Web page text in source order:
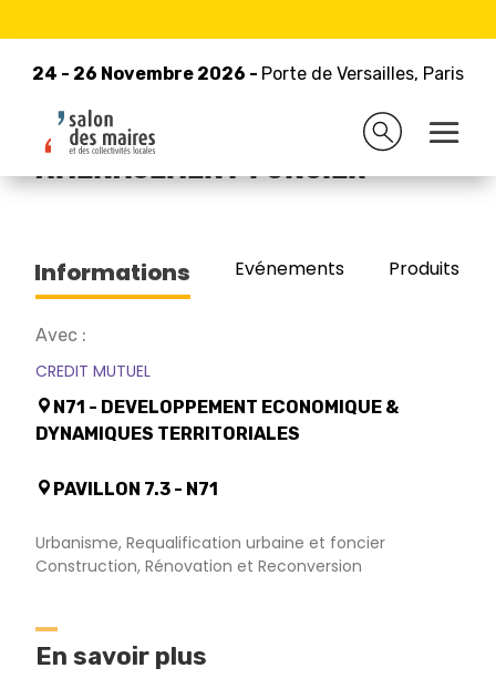
24 - 26 Novembre 2026 - Porte de Versailles, Paris
24 - 26 Novembre 2026 - Porte de Versailles, Paris
Retour à la liste des exposants
CREDIT MUTUEL
AMENAGEMENT FONCIER
Informations Evénements Produits/
Avec :
CREDIT MUTUEL
N71 - DEVELOPPEMENT ECONOMIQUE &
DYNAMIQUES TERRITORIALES
PAVILLON 7.3 - N71
Urbanisme, Requalification urbaine et foncier
Construction, Rénovation et Reconversion
En savoir plus